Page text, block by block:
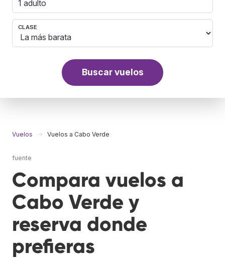
1 adulto
CLASE
Buscar vuelos
Vuelos Vuelos a Cabo Verde
fuente
Compara vuelos a
Cabo Verde y
reserva donde
prefieras